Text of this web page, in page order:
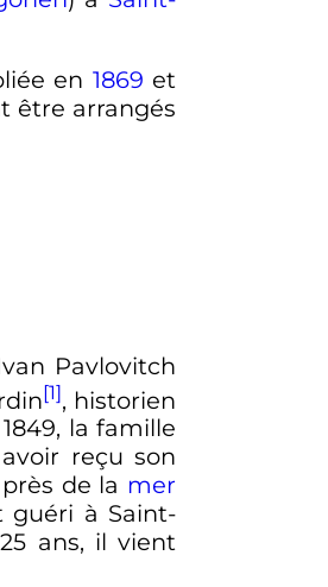
en 1869 et
être arrangés
Pavlovitch
[1], historien
la famille
reçu son
près de la mer
guéri à Saint-
25 ans, il vient